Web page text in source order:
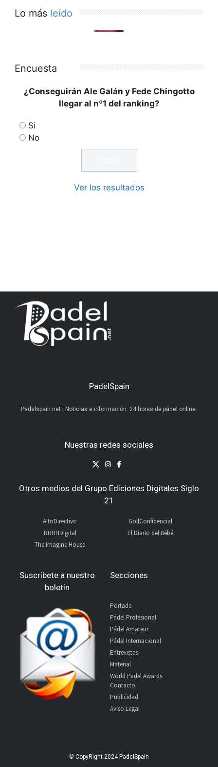
Lo más leído
Encuesta
¿Conseguirán Ale Galán y Fede Chingotto
llegar al nº1 del ranking?
Si
No
Ver los resultados
PadelSpain
Padelspain.net | Noticias e información. 24 horas de pádel online.
Nuestras redes sociales
Otros medios del Grupo Ediciones Digitales Siglo
21
AltoDirectivo
RRHHDigital
The Imagine House
GolfConfidencial
El Diario del Bebé
Suscríbete a nuestro
boletín
Secciones
Portada
Pádel Profesional
Pádel Amateur
Pádel Internacional
Entrevistas
Material
World Padel Awards
Contacto
Publicidad
Aviso Legal
© CopyRight 2024 PadelSpain